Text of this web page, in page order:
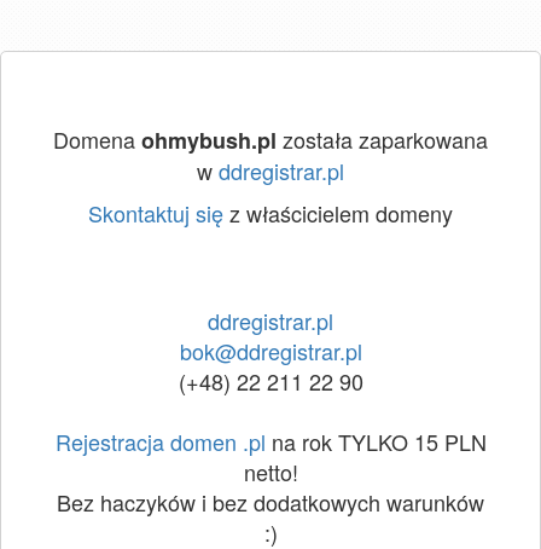
Domenaohmybush.pl została zaparkowana
wddregistrar.pl
Skontaktuj sięz właścicielem domeny
ddregistrar.pl
bok@ddregistrar.pl
(+48) 22 211 22 90
Rejestracja domen .pl na rok TYLKO 15 PLN
netto!
Bez haczyków i bez dodatkowych warunków
:)